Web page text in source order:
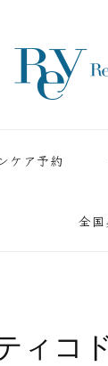
ケア予約
全
ィコ